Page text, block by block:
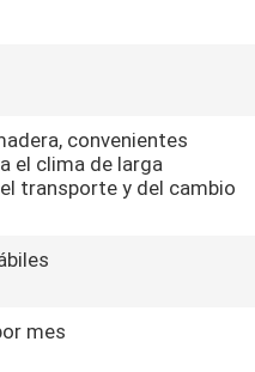
convenientes
el clima de larga
transporte y del cambio
mes